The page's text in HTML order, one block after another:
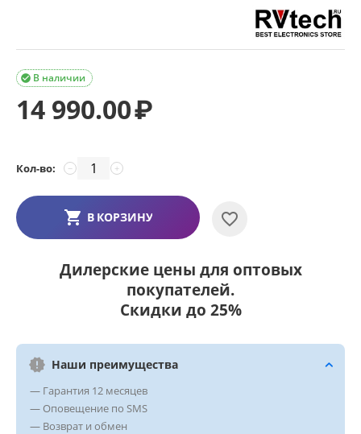
В наличии

14 990.00₽
Кол-во: +
−
В КОРЗИНУ
Дилерские цены для оптовых
покупателей.
Скидки до 25%
Наши преимущества
— Гарантия 12 месяцев
— Оповещение по SMS
— Возврат и обмен